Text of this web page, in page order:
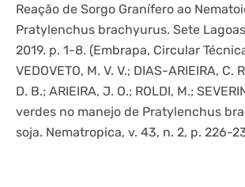
Reação de Sorgo Granífero ao
Pratylenchus brachyurus. Sete
2019. p. 1-8. (Embrapa, Circular
VEDOVETO, M. V. V.; DIAS-ARIEIRA, C.
D. B.; ARIEIRA, J. O.; ROLDI, M.;
verdes no manejo de Pratylenchus
soja. Nematropica, v. 43, n. 2, p. 226-